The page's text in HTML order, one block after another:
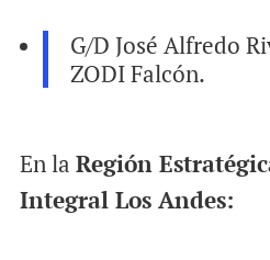
G/D José Alfredo
ZODI Falcón.
En la Región
Integral Los Andes: